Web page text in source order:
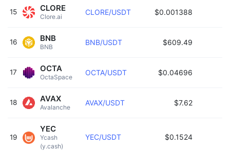
15
Clore.ai
CLORE CLORE/USDT $0.001388
16
BNB
BNB BNB/USDT $609.49
17
OctaSpace
OCTA OCTA/USDT $0.04696
18
Avalanche
AVAX AVAX/USDT $7.62
19
Ycash
(y.cash)
YEC
YEC/USDT $0.1524